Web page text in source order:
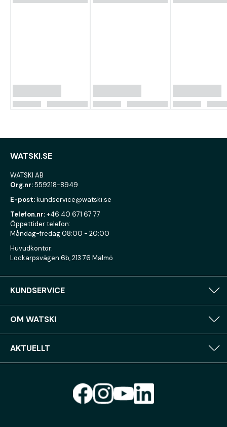
WATSKI.SE
WATSKI AB
Org.nr:559218-8949
E-post:kundservice@watski.se
Telefon.nr:+46 40 671 67 77
Öppettider telefon:
Måndag-fredag 08:00 - 20:00
Huvudkontor:
Lockarpsvägen 6b, 213 76 Malmö
KUNDSERVICE
OM WATSKI
AKTUELLT